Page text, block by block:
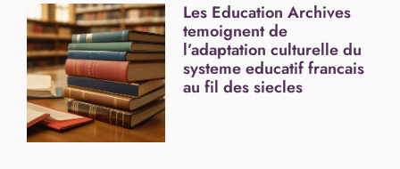
Les Education Archives
temoignent de
l’adaptation culturelle du
systeme educatif francais
au fil des siecles